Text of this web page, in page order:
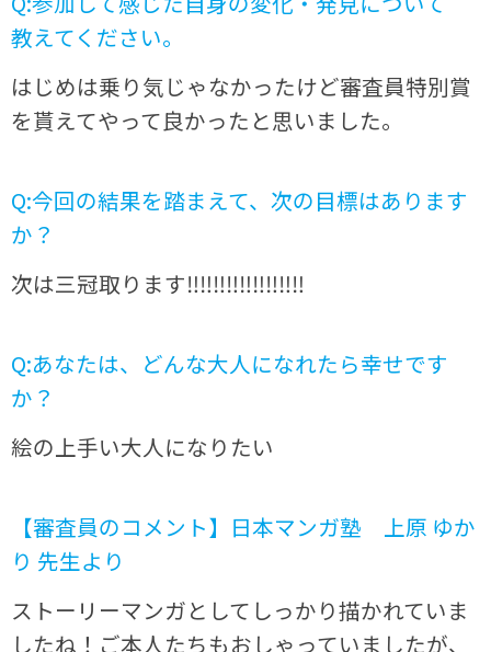
教えてください。
はじめは乗り気じゃなかったけど審査員特別賞
を貰えてやって良かったと思いました。
Q:今回の結果を踏まえて、次の目標はあります
か？
次は三冠取ります‼︎‼︎‼︎‼︎‼︎‼︎‼︎‼︎‼︎
Q:あなたは、どんな大人になれたら幸せです
か？
絵の上手い大人になりたい
【審査員のコメント】日本マンガ塾 上原 ゆか
り 先生より
ストーリーマンガとしてしっかり描かれていま
したね！ご本人たちもおしゃっていましたが、